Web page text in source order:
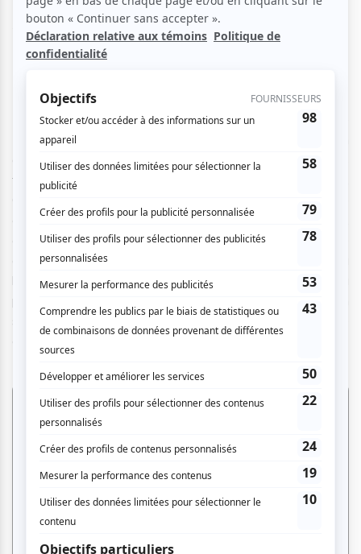
(deux heures), il s’agit d’une pièce sensible, comique,
pertinente, qui fait l’effet d’un véritable baume au
cœur.
La centième bougie sur le gâteau de l’existence de Janette
Bertrand a été soufflée en mars dernier, offrant l’occasion
au Québec de célébrer cette grande dame ayant laissé ses
traces un peu partout à travers l’histoire du dernier siècle.
connaissais alors pas grand-chose du parcours de Janette,
ou du moins j’étais loin de m’imaginer qu’elle avait été
omniprésente à travers toutes les luttes qui ont mené à la
liberté que je déguste aujourd’hui en tant que femme. La
pièce a donc eu un effet coup de poing, alors que, de mon
siège, je contemplais la vie de cette femme paver le
chemin de mes droits que je croyais fondamentaux.